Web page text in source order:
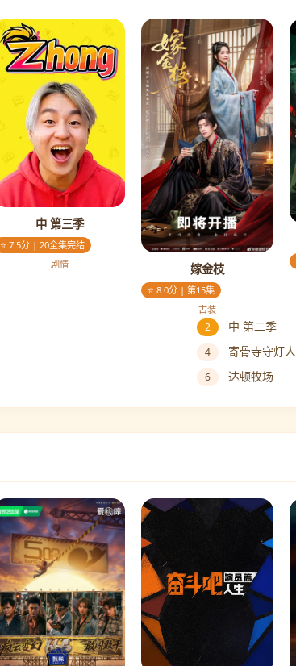
中 第三季
⭐ 7.5分 | 20全集完结
剧情
嫁金枝
⭐ 8.0分 | 第15集
古装
2 中 第二季
4 寄骨寺守灯人
6 达顿牧场